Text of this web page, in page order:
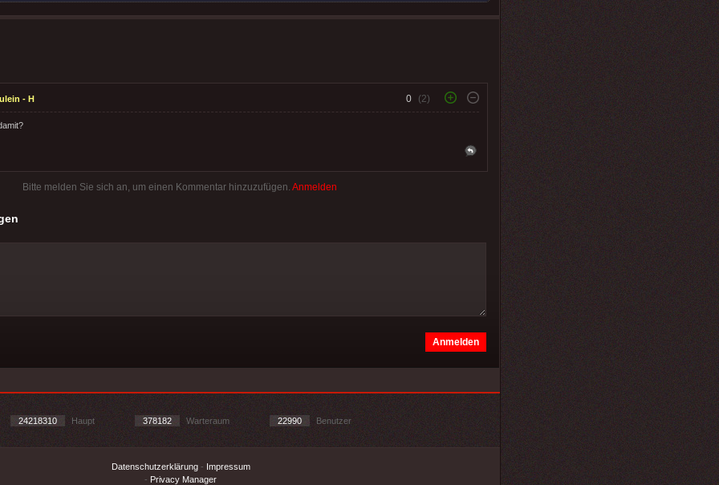
- H 0 (2)
Bitte melden Sie sich an, um einen Kommentar hinzuzufügen. Anmelden
24218310 Haupt 378182 Warteraum 22990 Benutzer
Datenschutzerklärung- Impressum
- Privacy Manager